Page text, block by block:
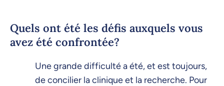
Quels ont été les défis auxquels vous
avez été confrontée?
Une grande difficulté a été, et est toujours,
de concilier la clinique et la recherche. Pour